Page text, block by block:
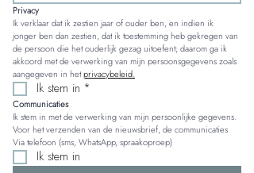
Privacy
Ik verklaar dat ik zestien jaar of ouder ben, en indien ik
jonger ben dan zestien, dat ik toestemming heb gekregen van
de persoon die het ouderlijk gezag uitoefent; daarom ga ik
akkoord met de verwerking van mijn persoonsgegevens zoals
aangegeven in het privacybeleid.
Ik stem in *
Communicaties
Ik stem in met de verwerking van mijn persoonlijke gegevens.
Voor het verzenden van de nieuwsbrief, de communicaties
Via telefoon (sms, WhatsApp, spraakoproep)
Ik stem in